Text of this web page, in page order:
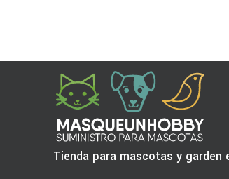
Tienda para mascotas y garden